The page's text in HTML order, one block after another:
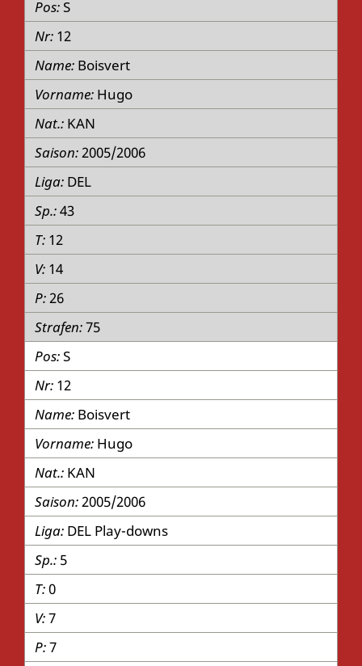
S
12
Boisvert
Hugo
KAN
2005/2006
DEL
43
12
14
26
75
S
12
Boisvert
Hugo
KAN
2005/2006
DEL Play-downs
5
0
7
7